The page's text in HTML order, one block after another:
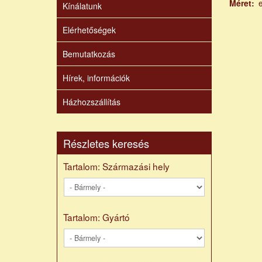
Kínálatunk
Elérhetőségek
Bemutatkozás
Hírek, információk
Házhozszállítás
Részletes keresés
Tartalom: Származási hely
Tartalom: Gyártó
Méret